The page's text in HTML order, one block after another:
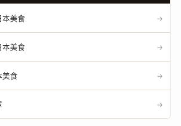
本美食 →
本美食 →
美食 →
→